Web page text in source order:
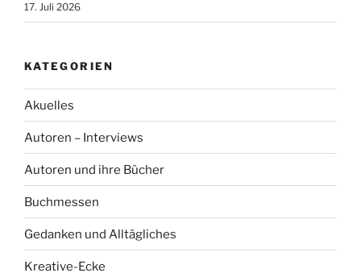
17. Juli 2026
KATEGORIEN
Akuelles
Autoren – Interviews
Autoren und ihre Bücher
Buchmessen
Gedanken und Alltägliches
Kreative-Ecke